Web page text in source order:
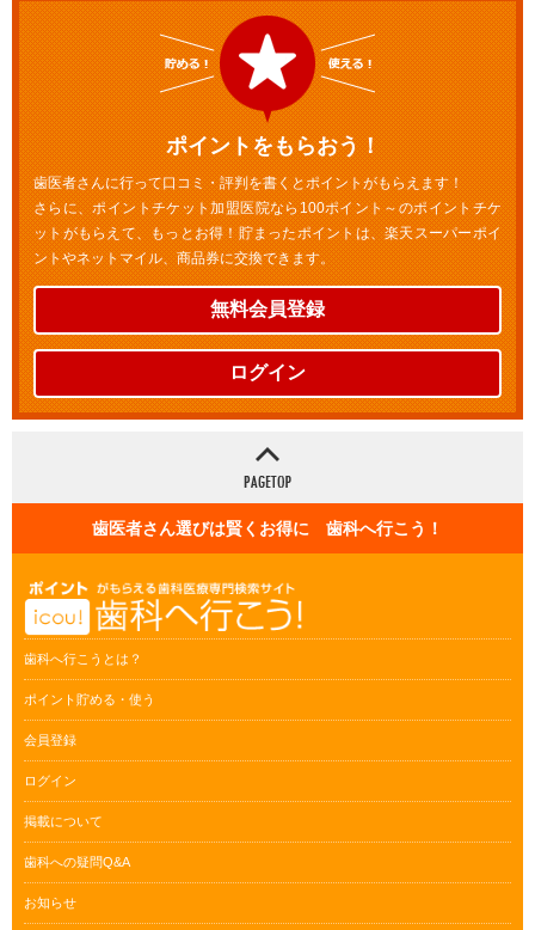
ポイントをもらおう！
歯医者さんに行って口コミ・評判を書くとポイントがもらえます！
さらに、ポイントチケット加盟医院なら100ポイント～のポイントチケ
ットがもらえて、もっとお得！貯まったポイントは、楽天スーパーポイ
ントやネットマイル、商品券に交換できます。
無料会員登録
ログイン
歯医者さん選びは賢くお得に 歯科へ行こう！
歯科へ行こうとは？
ポイント貯める・使う
会員登録
ログイン
掲載について
歯科への疑問Q&A
お知らせ